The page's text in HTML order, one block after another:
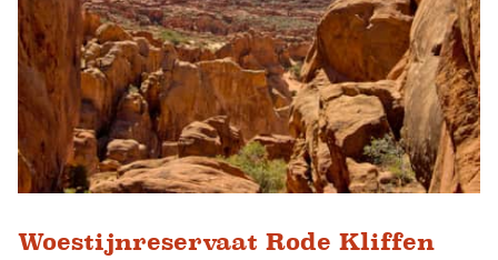
Woestijnreservaat Rode Kliffen